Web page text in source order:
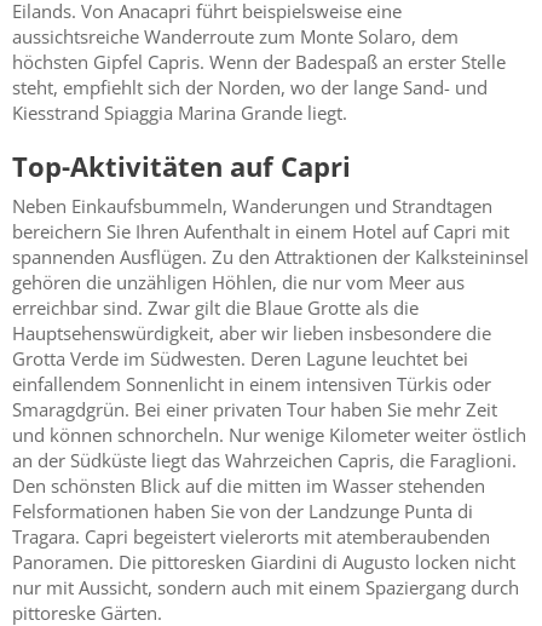
Eilands. Von Anacapri führt beispielsweise eine
aussichtsreiche Wanderroute zum Monte Solaro, dem
höchsten Gipfel Capris. Wenn der Badespaß an erster Stelle
steht, empfiehlt sich der Norden, wo der lange Sand- und
Kiesstrand Spiaggia Marina Grande liegt.
Top-Aktivitäten auf Capri
Neben Einkaufsbummeln, Wanderungen und Strandtagen
bereichern Sie Ihren Aufenthalt in einem Hotel auf Capri mit
spannenden Ausflügen. Zu den Attraktionen der Kalksteininsel
gehören die unzähligen Höhlen, die nur vom Meer aus
erreichbar sind. Zwar gilt die Blaue Grotte als die
Hauptsehenswürdigkeit, aber wir lieben insbesondere die
Grotta Verde im Südwesten. Deren Lagune leuchtet bei
einfallendem Sonnenlicht in einem intensiven Türkis oder
Smaragdgrün. Bei einer privaten Tour haben Sie mehr Zeit
und können schnorcheln. Nur wenige Kilometer weiter östlich
an der Südküste liegt das Wahrzeichen Capris, die Faraglioni.
Den schönsten Blick auf die mitten im Wasser stehenden
Felsformationen haben Sie von der Landzunge Punta di
Tragara. Capri begeistert vielerorts mit atemberaubenden
Panoramen. Die pittoresken Giardini di Augusto locken nicht
nur mit Aussicht, sondern auch mit einem Spaziergang durch
pittoreske Gärten.